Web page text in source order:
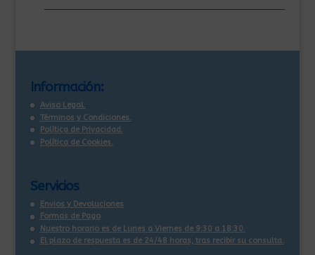
Información:
Aviso Legal.
Términos y Condiciones.
Política de Privacidad.
Política de Cookies.
Servicios
Envios y Devoluciones
Formas de Pago
Nuestro horario es de Lunes a Viernes de 9:30 a 18:30.
El plazo de respuesta es de 24/48 horas, tras recibir su consulta.